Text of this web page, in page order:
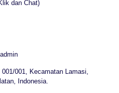
dan Chat)
001, Kecamatan Lamasi,
Indonesia.